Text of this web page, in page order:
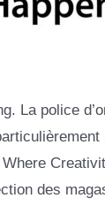
La police
des